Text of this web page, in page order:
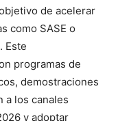
de acelerar
como SASE o
Este
programas de
demostraciones
a los canales
y adoptar